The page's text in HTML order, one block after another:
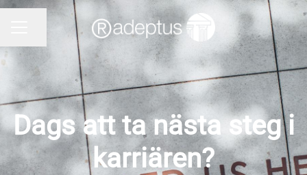
KARRIÄRMENY
Dela sidan
Dags att ta nästa steg i
karriären?